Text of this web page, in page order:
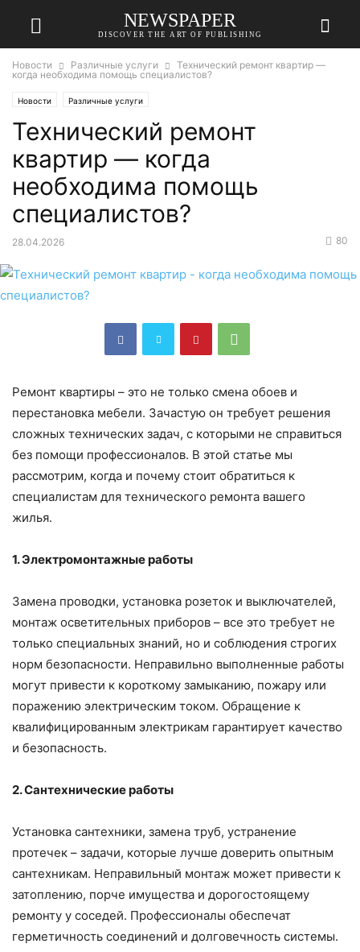
NEWSPAPER
DISCOVER THE ART OF PUBLISHING
Новости Различные услуги
Технический ремонт квартир —
когда необходима помощь специалистов?
Новости Различные услуги
Технический ремонт
квартир — когда
необходима помощь
специалистов?
28.04.2026 80
Ремонт квартиры – это не только смена обоев и
перестановка мебели. Зачастую он требует решения
сложных технических задач, с которыми не справиться
без помощи профессионалов. В этой статье мы
рассмотрим, когда и почему стоит обратиться к
специалистам для технического ремонта вашего
жилья.
1. Электромонтажные работы
Замена проводки, установка розеток и выключателей,
монтаж осветительных приборов – все это требует не
только специальных знаний, но и соблюдения строгих
норм безопасности. Неправильно выполненные работы
могут привести к короткому замыканию, пожару или
поражению электрическим током. Обращение к
квалифицированным электрикам гарантирует качество
и безопасность.
2. Сантехнические работы
Установка сантехники, замена труб, устранение
протечек – задачи, которые лучше доверить опытным
сантехникам. Неправильный монтаж может привести к
затоплению, порче имущества и дорогостоящему
ремонту у соседей. Профессионалы обеспечат
герметичность соединений и долговечность системы.